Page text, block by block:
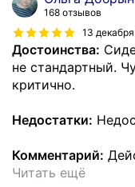
168 отзывов
13
Достоинства:
не стандартный.
критично.
Недостатки:
Комментарий:
Читать ещё